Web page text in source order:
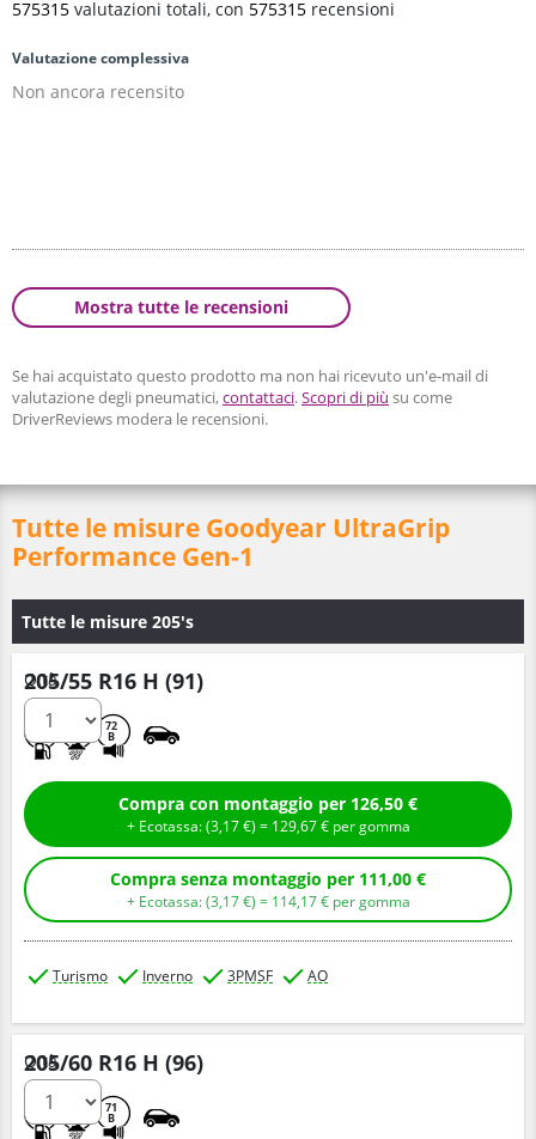
575315 valutazioni totali, con 575315 recensioni
Valutazione complessiva
Non ancora recensito
Mostra tutte le recensioni
Se hai acquistato questo prodotto ma non hai ricevuto un'e-mail di
valutazione degli pneumatici,contattaci.Scopri di più su come
DriverReviews modera le recensioni.
Tutte le misure Goodyear UltraGrip
Performance Gen-1
Tutte le misure 205's
205/55 R16 H (91)
72
B
Q.tà
Compra con montaggio per 126,50 €
+ Ecotassa: (3,17€ ) = 129,67€ per gomma
Compra senza montaggio per 111,00 €
+ Ecotassa: (3,17€ ) = 114,17€ per gomma
Turismo Inverno 3PMSF AO
205/60 R16 H (96)
71
B
Q.tà